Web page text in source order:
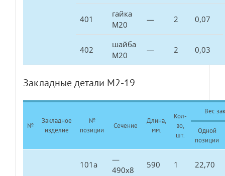
401
гайка
М20
— 2 0,07
402
шайба
М20
— 2 0,03
Закладные детали М2-19
№
Закладное
изделие
№
позиции
Сечение
Длина,
мм.
Кол-
во,
шт.
Вес
Одной
позиции
101а
—
490х8
590 1 22,70